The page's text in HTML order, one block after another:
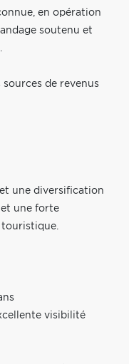
en opération
soutenu et
sources de revenus
une diversification
une forte
visibilité